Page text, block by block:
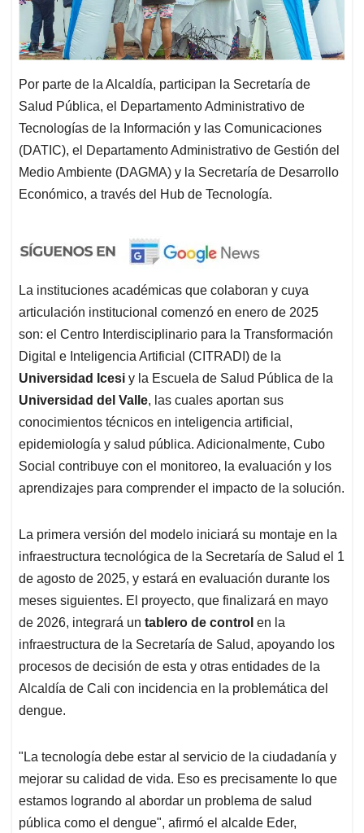
Por parte de la Alcaldía, participan la Secretaría de
Salud Pública, el Departamento Administrativo de
Tecnologías de la Información y las Comunicaciones
(DATIC), el Departamento Administrativo de Gestión del
Medio Ambiente (DAGMA) y la Secretaría de Desarrollo
Económico, a través del Hub de Tecnología.
La instituciones académicas que colaboran y cuya
articulación institucional comenzó en enero de 2025
son: el Centro Interdisciplinario para la Transformación
Digital e Inteligencia Artificial (CITRADI) de la
Universidad Icesi y la Escuela de Salud Pública de la
Universidad del Valle, las cuales aportan sus
conocimientos técnicos en inteligencia artificial,
epidemiología y salud pública. Adicionalmente, Cubo
Social contribuye con el monitoreo, la evaluación y los
aprendizajes para comprender el impacto de la solución.
La primera versión del modelo iniciará su montaje en la
infraestructura tecnológica de la Secretaría de Salud el 1
de agosto de 2025, y estará en evaluación durante los
meses siguientes. El proyecto, que finalizará en mayo
de 2026, integrará un tablero de control en la
infraestructura de la Secretaría de Salud, apoyando los
procesos de decisión de esta y otras entidades de la
Alcaldía de Cali con incidencia en la problemática del
dengue.
"La tecnología debe estar al servicio de la ciudadanía y
mejorar su calidad de vida. Eso es precisamente lo que
estamos logrando al abordar un problema de salud
pública como el dengue", afirmó el alcalde Eder,